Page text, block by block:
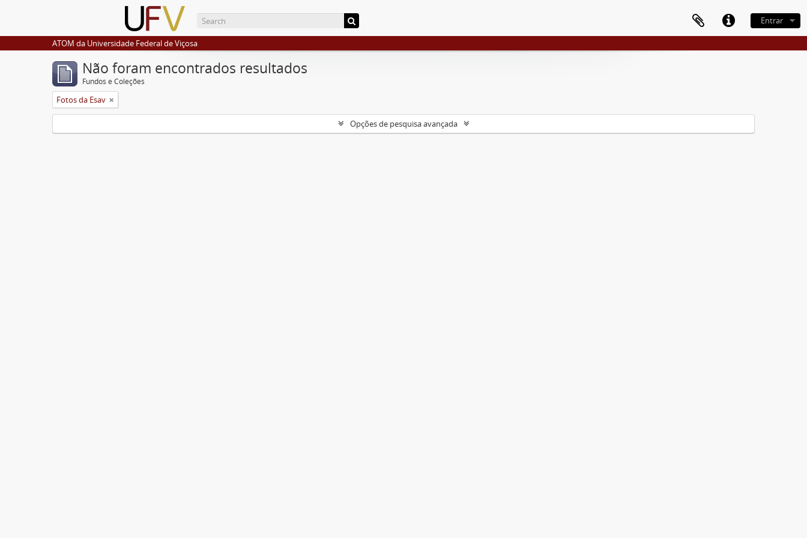
Entrar
ATOM da Universidade Federal de Viçosa
Não foram encontrados resultados
Fundos e Coleções
Fotos da Esav
Opções de pesquisa avançada